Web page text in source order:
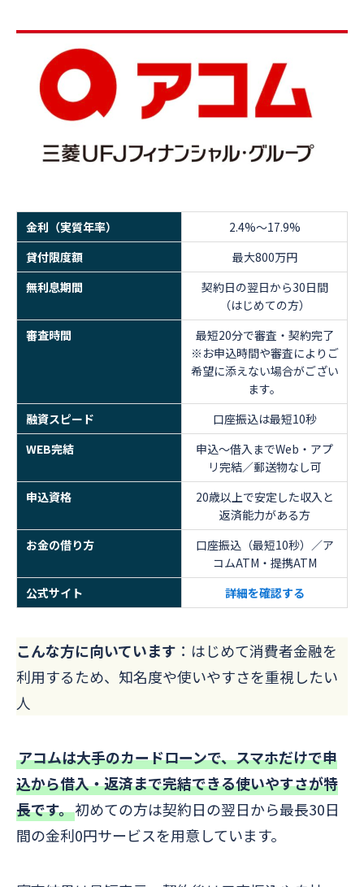
金利（実質年率）
2.4%～17.9%
貸付限度額
最大800万円
無利息期間
契約日の翌日から30日間
（はじめての方）
審査時間
最短20分で審査・契約完了
※お申込時間や審査によりご
希望に添えない場合がござい
ます。
融資スピード
口座振込は最短10秒
WEB完結
申込～借入までWeb・アプ
リ完結／郵送物なし可
申込資格
20歳以上で安定した収入と
返済能力がある方
お金の借り方
口座振込（最短10秒）／ア
コムATM・提携ATM
公式サイト
詳細を確認する
こんな方に向いています ：はじめて消費者金融を
利用するため、知名度や使いやすさを重視したい
人
アコムは大手のカードローンで、スマホだけで申
込から借入・返済まで完結できる使いやすさが特
長です。初めての方は契約日の翌日から最長30日
間の金利0円サービスを用意しています。